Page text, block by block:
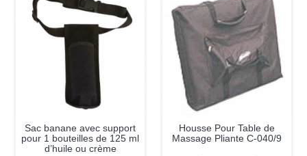
Sac banane avec support
pour 1 bouteilles de 125 ml
d’huile ou crème
Housse Pour Table de
Massage Pliante C-040/9